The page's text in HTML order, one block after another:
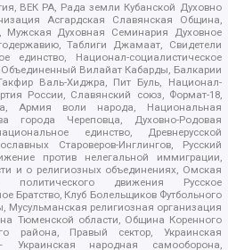
ВЕК РА, Рада земли Кубанской Духовно
Асгардская Славянская Община,
Духовная Семинария Духовное
Таблиги Джамаат, Свидетели
единство, Национал-социалистическое
Вилайат Кабарды, Балкарии
Валь-Хиджра, Пит Буль, Национал-
России, Славянский союз, Формат-18,
Армия воли народа, Национальная
города Череповца, Духовно-Родовая
единство, Древнерусской
Староверов-Инглингов, Русский
против нелегальной иммиграции,
и о религиозных объединениях, Омская
политического движения Русское
Братство, Клуб Болельщиков Футбольного
Мусульманская религиозная организация
Тюменской области, Община Коренного
района, Правый сектор, Украинская
Украинская народная самооборона,